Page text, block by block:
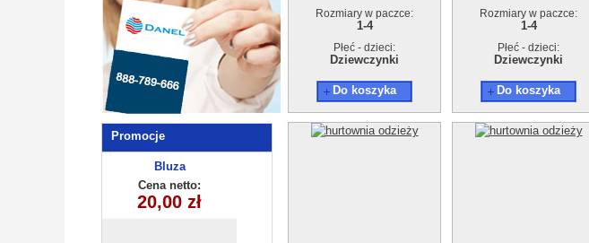
Promocje
Bluza
chłopięca
(8-16) 5szt
Cena netto:
20,00 zł
Rozmiary w paczce:
1-4
Płeć - dzieci:
Dziewczynki
Do koszyka
Rozmiary w paczce:
1-4
Płeć - dzieci:
Dziewczynki
Do koszyka